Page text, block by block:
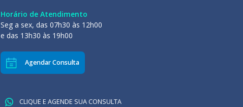
Horário de Atendimento
Seg a sex, das 07h30 às 12h00
e das 13h30 às 19h00
Agendar Consulta
CLIQUE E AGENDE SUA CONSULTA